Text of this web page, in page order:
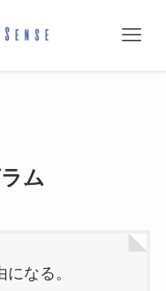
ム
なる。